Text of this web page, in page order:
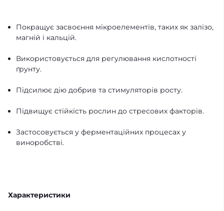
Покращує засвоєння мікроелементів, таких як залізо,
магній і кальцій.
Використовується для регулювання кислотності
ґрунту.
Підсилює дію добрив та стимуляторів росту.
Підвищує стійкість рослин до стресових факторів.
Застосовується у ферментаційних процесах у
виноробстві.
Характеристики